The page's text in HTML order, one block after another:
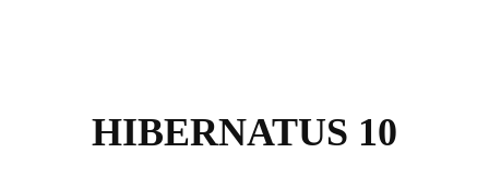
HIBERNATUS 10